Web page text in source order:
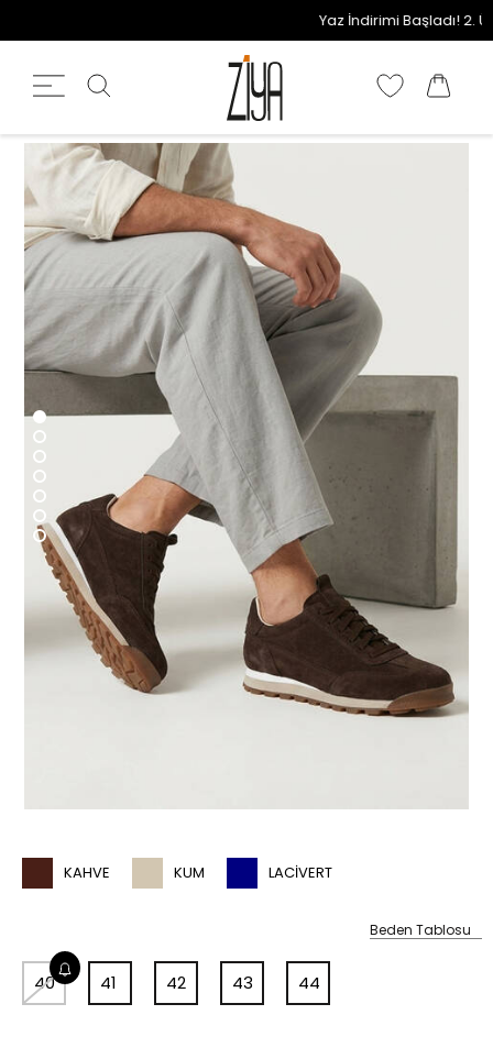
Yaz İndirimi Başladı! 2.
KAHVE KUM LACIVERT
Beden Tablosu
40 41 42 43 44